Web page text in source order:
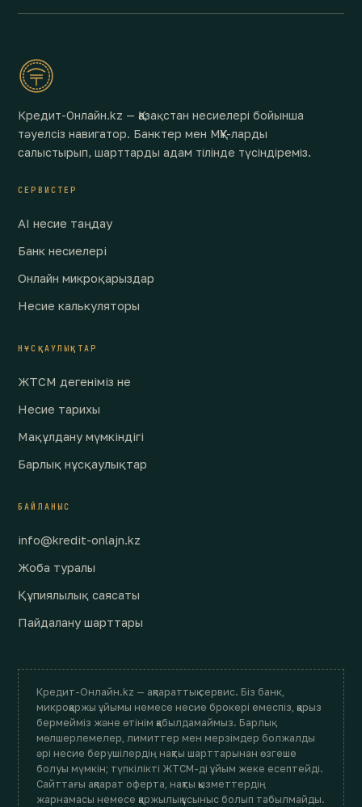
Кредит-Онлайн.kz — Қазақстан несиелері бойынша
тәуелсіз навигатор. Банктер мен МҚҰ-ларды
салыстырып, шарттарды адам тілінде түсіндіреміз.
СЕРВИСТЕР
AI несие таңдау
Банк несиелері
Онлайн микроқарыздар
Несие калькуляторы
НҰСҚАУЛЫҚТАР
ЖТСМ дегеніміз не
Несие тарихы
Мақұлдану мүмкіндігі
Барлық нұсқаулықтар
БАЙЛАНЫС
info@kredit-onlajn.kz
Жоба туралы
Құпиялылық саясаты
Пайдалану шарттары
Кредит-Онлайн.kz — ақпараттық сервис. Біз банк,
микроқаржы ұйымы немесе несие брокері емеспіз, қарыз
бермейміз және өтінім қабылдамаймыз. Барлық
мөлшерлемелер, лимиттер мен мерзімдер болжалды
әрі несие берушілердің нақты шарттарынан өзгеше
болуы мүмкін; түпкілікті ЖТСМ-ді ұйым жеке есептейді.
Сайттағы ақпарат оферта, нақты қызметтердің
жарнамасы немесе қаржылық ұсыныс болып табылмайды.